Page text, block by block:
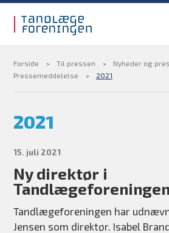
Til tandlæger
Medlemsfordele
Find din tandlægevagt
Forside Til pressen
Nyheder og
Pressemeddelelse
2021
2021
15. juli 2021
Ny direktør i
Tandlægeforeningen
Tandlægeforeningen har
Jensen som direktør. Isabel